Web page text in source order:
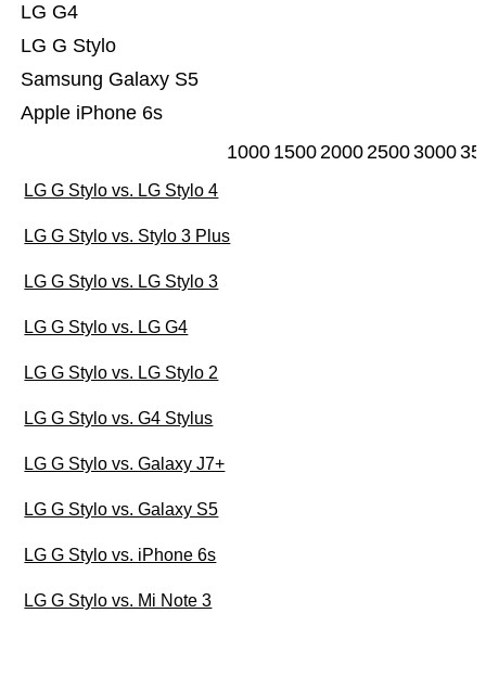
Apple iPhone 6s
Samsung Galaxy S5
LG G Stylo
LG G4
1000 1500200025003000
LG G Stylo vs. LG Stylo 4
LG G Stylo vs. Stylo 3 Plus
LG G Stylo vs. LG Stylo 3
LG G Stylo vs. LG G4
LG G Stylo vs. LG Stylo 2
LG G Stylo vs. G4 Stylus
LG G Stylo vs. Galaxy J7+
LG G Stylo vs. Galaxy S5
LG G Stylo vs. iPhone 6s
LG G Stylo vs. Mi Note 3